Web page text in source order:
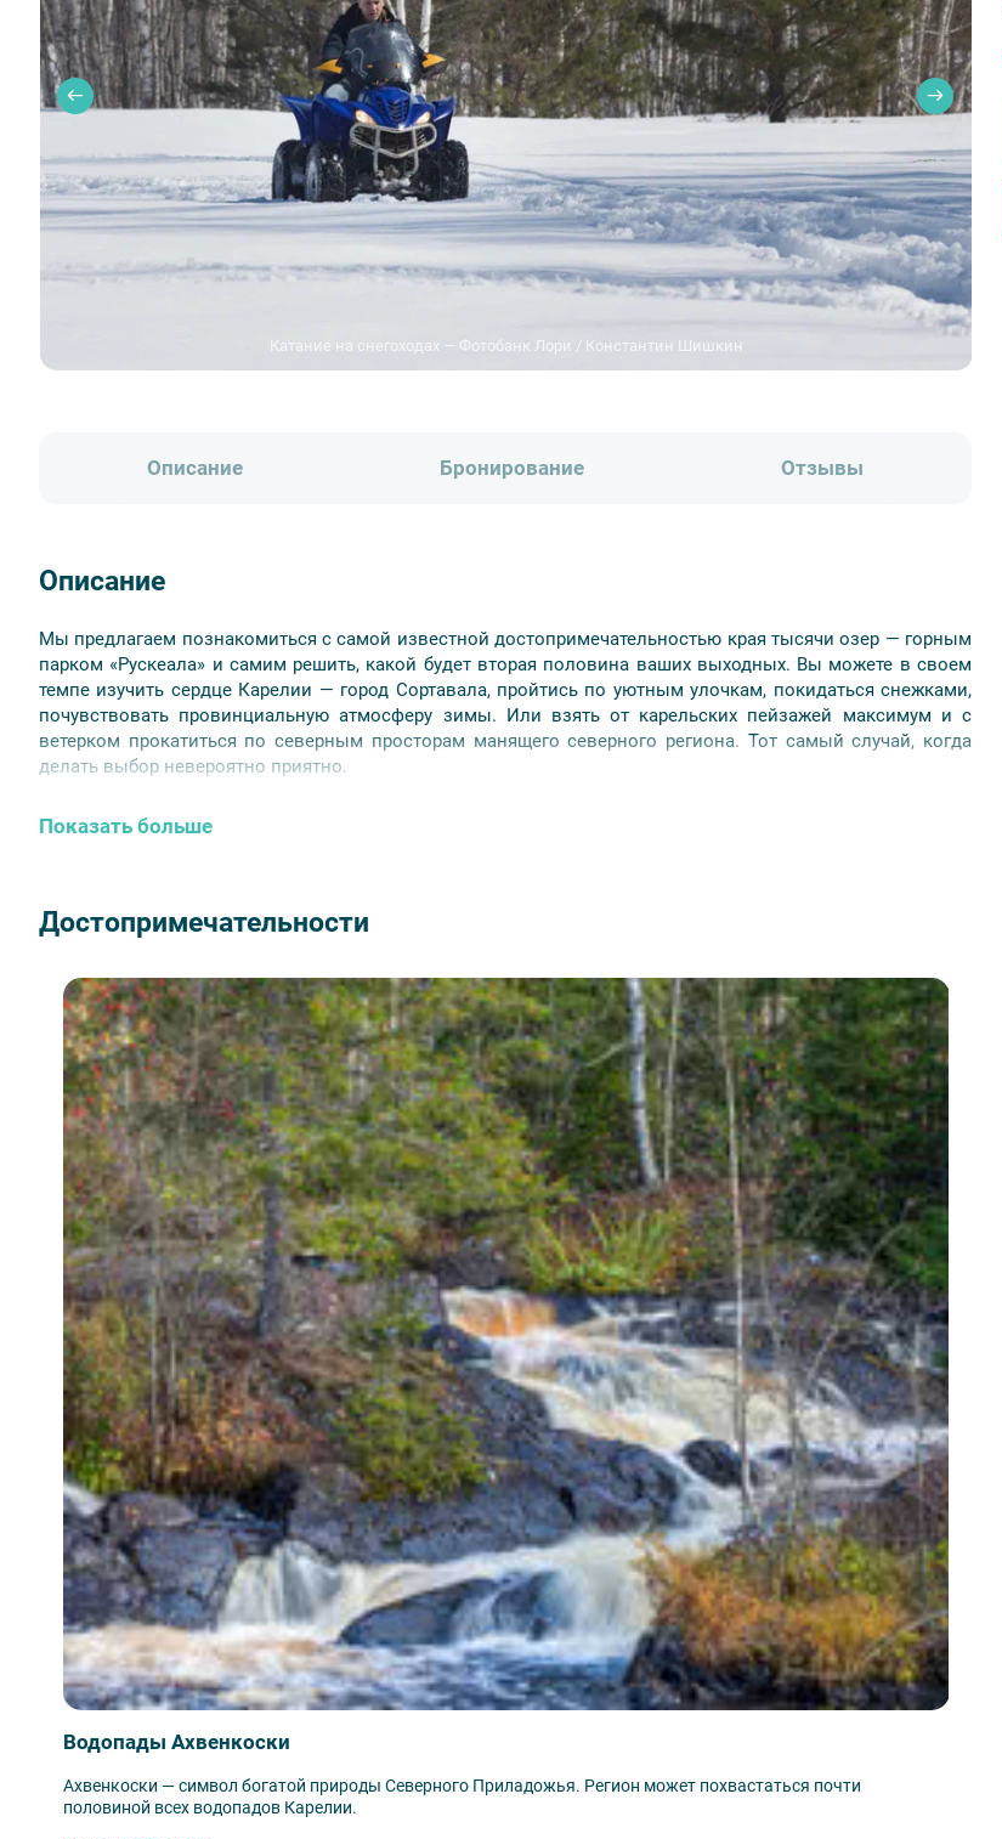
Катание на снегоходах — Фотобанк Лори / Константин Шишкин
Описание Бронирование Отзывы
Описание
Мы предлагаем познакомиться с самой известной достопримечательностью края тысячи озер — горным
парком «Рускеала» и самим решить, какой будет вторая половина ваших выходных. Вы можете в своем
темпе изучить сердце Карелии — город Сортавала, пройтись по уютным улочкам, покидаться снежками,
почувствовать провинциальную атмосферу зимы. Или взять от карельских пейзажей максимум и с
ветерком прокатиться по северным просторам манящего северного региона. Тот самый случай, когда
делать выбор невероятно приятно.
🏨 Отели категории
Оптима:Сеурахуоне, Сортавала, Golden Rose, Ладога;
Хит:Пийпун Пиха, Ласточкино гнездо, Kaunis;
Экстра: Белые Ночи.
✨ Преимущества и особенности тура
Увидите главную достопримечательность Карелии – горный парк «Рускеала»;
Посетите завораживающие зимние водопады Карелии и полюбуетесь зимними пейзажами;
Возможность прокатиться на снегоходе по заснеженной Карелии;
Размещение в сердце Карелии – городе Сортавала;
Комфортный автобусный тур для жителей Санкт-Петербурга
🗺️ Маршрут по 21 марта 2026 года
1-й день:Санкт-Петербург — «Долина водопадов» — Сортавала — водопады Ахвенкоски —
горный парк «Рускеала» — размещение в отелях г. Сортавала;
2-й день:Сортавала: свободный день ИЛИ катание на снегоходах (по желанию за доп.
плату) - Санкт-Петербург
🎟️ В стоимость тура входят
Трансфер на комфортабельном автобусе и экскурсии по ходу маршрута;
Показать больше
Достопримечательности
Водопады Ахвенкоски
Ахвенкоски — символ богатой природы Северного Приладожья. Регион может похвастаться почти
половиной всех водопадов Карелии.